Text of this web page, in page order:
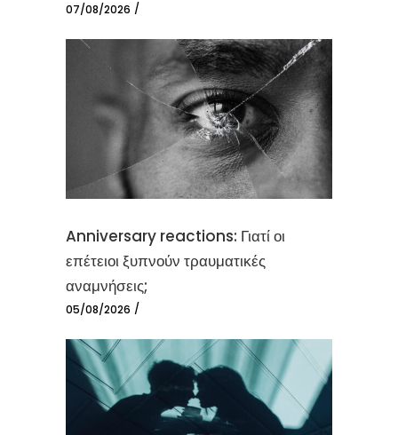
07/08/2026
Anniversary reactions: Γιατί οι
επέτειοι ξυπνούν τραυματικές
αναμνήσεις;
05/08/2026